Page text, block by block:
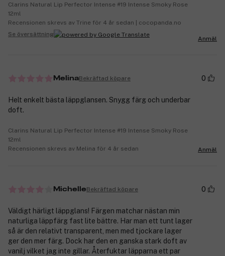
Clarins Natural Lip Perfector Intense #19 Intense Smoky Rose
12ml
Recensionen skrevs av Trine för 4 år sedan | cocopanda.no
Se översättning
Anmäl
MelinaBekräftad köpare 0
Helt enkelt bästa läppglansen. Snygg färg och underbar
doft.
Clarins Natural Lip Perfector Intense #19 Intense Smoky Rose
12ml
Recensionen skrevs av Melina för 4 år sedan
Anmäl
MichelleBekräftad köpare 0
Väldigt härligt läppglans! Färgen matchar nästan min
naturliga läppfärg fast lite bättre. Har man ett tunt lager
så är den relativt transparent, men med tjockare lager
ger den mer färg. Dock har den en ganska stark doft av
vanilj vilket jag inte gillar. Återfuktar läpparna ett par